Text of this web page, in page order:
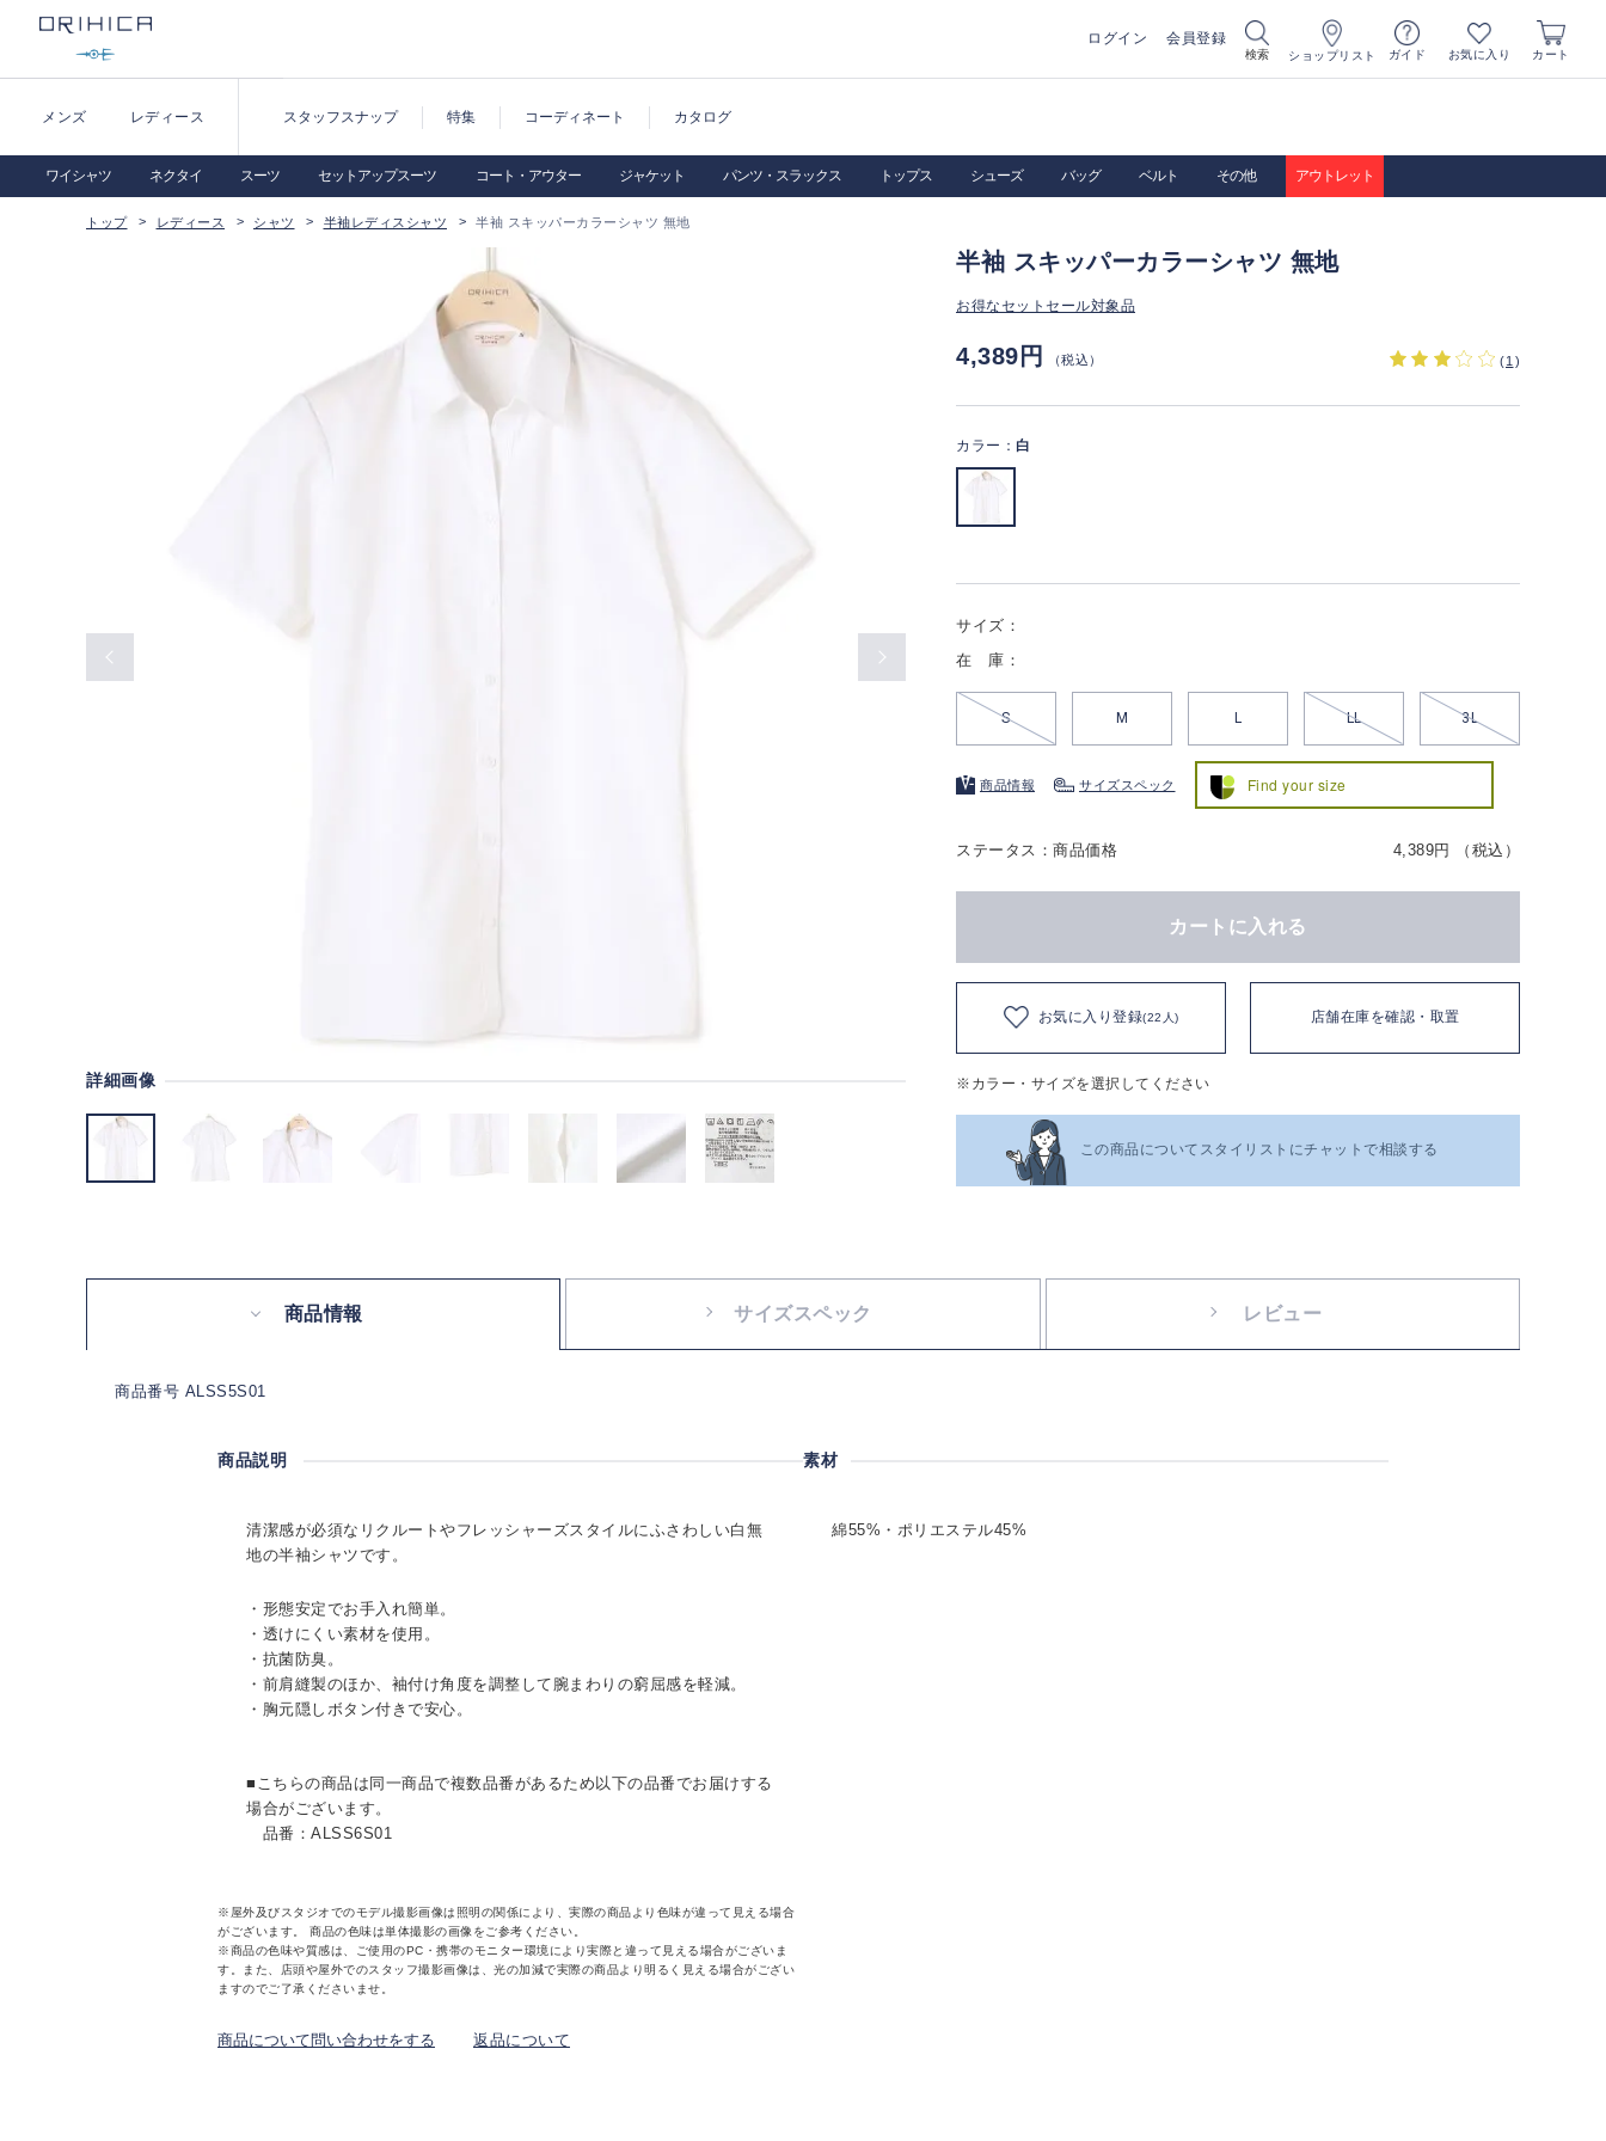
ログイン 会員登録
検索 ショップリスト ガイド お気に入り カート
メンズ レディース スタッフスナップ 特集 コーディネート カタログ
ワイシャツ ネクタイ スーツ セットアップスーツ コート・アウター ジャケット パンツ・スラックス トップス シューズ バッグ ベルト その他 アウトレット
トップ レディース シャツ 半袖レディスシャツ 半袖 スキッパーカラーシャツ 無地
詳細画像
半袖 スキッパーカラーシャツ 無地
お得なセットセール対象品
4,389円 （税込） (1 )
カラー： 白
サイズ：
在 庫：
S M L LL 3L
商品情報 サイズスペック Find your size
ステータス：商品価格 4,389円 （税込）
カートに入れる
お気に入り登録(22人) 店舗在庫を確認・取置
※カラー・サイズを選択してください
この商品についてスタイリストにチャットで相談する
商品情報 サイズスペック レビュー
商品番号 ALSS5S01
商品説明
清潔感が必須なリクルートやフレッシャーズスタイルにふさわしい白無
地の半袖シャツです。
・形態安定でお手入れ簡単。
・透けにくい素材を使用。
・抗菌防臭。
・前肩縫製のほか、袖付け角度を調整して腕まわりの窮屈感を軽減。
・胸元隠しボタン付きで安心。
■こちらの商品は同一商品で複数品番があるため以下の品番でお届けする
場合がございます。
品番：ALSS6S01
※屋外及びスタジオでのモデル撮影画像は照明の関係により、実際の商品より色味が違って見える場合
がございます。 商品の色味は単体撮影の画像をご参考ください。
※商品の色味や質感は、ご使用のPC・携帯のモニター環境により実際と違って見える場合がございま
す。また、店頭や屋外でのスタッフ撮影画像は、光の加減で実際の商品より明るく見える場合がござい
ますのでご了承くださいませ。
商品について問い合わせをする 返品について
素材
綿55%・ポリエステル45%